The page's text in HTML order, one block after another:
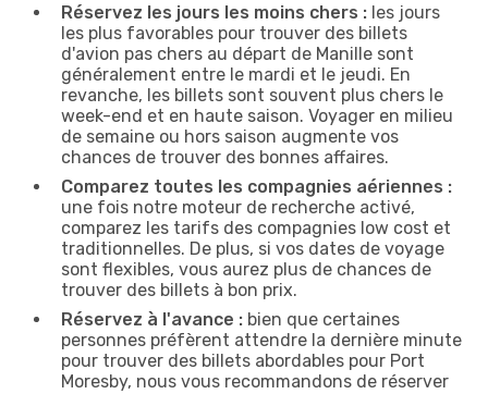
Réservez les jours les moins chers : les jours
les plus favorables pour trouver des billets
d'avion pas chers au départ de Manille sont
généralement entre le mardi et le jeudi. En
revanche, les billets sont souvent plus chers le
week-end et en haute saison. Voyager en milieu
de semaine ou hors saison augmente vos
chances de trouver des bonnes affaires.
Comparez toutes les compagnies aériennes :
une fois notre moteur de recherche activé,
comparez les tarifs des compagnies low cost et
traditionnelles. De plus, si vos dates de voyage
sont flexibles, vous aurez plus de chances de
trouver des billets à bon prix.
Réservez à l'avance : bien que certaines
personnes préfèrent attendre la dernière minute
pour trouver des billets abordables pour Port
Moresby, nous vous recommandons de réserver